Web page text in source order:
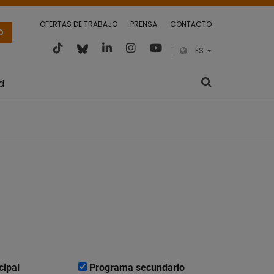
OFERTAS DE TRABAJO PRENSA CONTACTO
ES
Programa secundario